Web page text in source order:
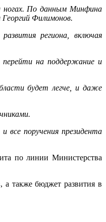
ногах. По данным Минфина
Георгий Филимонов.
региона, включая
перейти на поддержание и
будет легче, и даже
все поручения президента
по линии Министерства
а также бюджет развития в